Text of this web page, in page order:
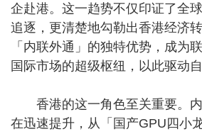
企赴港。这一趋势不仅印证了全
追逐，更清楚地勾勒出香港经济
「内联外通」的独特优势，成为
国际市场的超级枢纽，以此驱动
香港的这一角色至关重要。内
在迅速提升，从「国产GPU四小